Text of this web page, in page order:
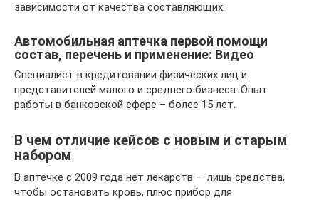
зависимости от качества составляющих.
Автомобильная аптечка первой помощи
состав, перечень и применение: Видео
Специалист в кредитовании физических лиц и
представителей малого и среднего бизнеса. Опыт
работы в банковской сфере – более 15 лет.
В чем отличие кейсов с новым и старым
набором
В аптечке с 2009 года нет лекарств — лишь средства,
чтобы остановить кровь, плюс прибор для